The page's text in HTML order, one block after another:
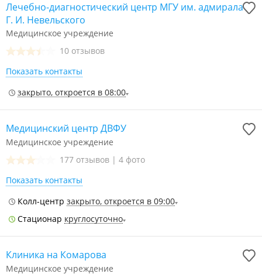
Лечебно-диагностический центр МГУ им. адмирала
Г. И. Невельского
Медицинское учреждение
10 отзывов
Показать контакты
закрыто, откроется в 08:00
Медицинский центр ДВФУ
Медицинское учреждение
177 отзывов | 4 фото
Показать контакты
Колл-центр закрыто, откроется в 09:00
Стационар круглосуточно
Клиника на Комарова
Медицинское учреждение